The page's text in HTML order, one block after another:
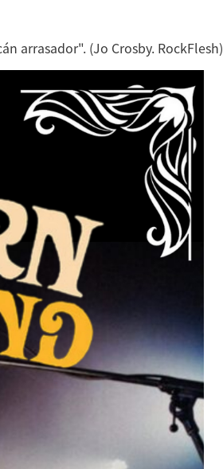
arrasador". (Jo Crosby. RockFlesh)